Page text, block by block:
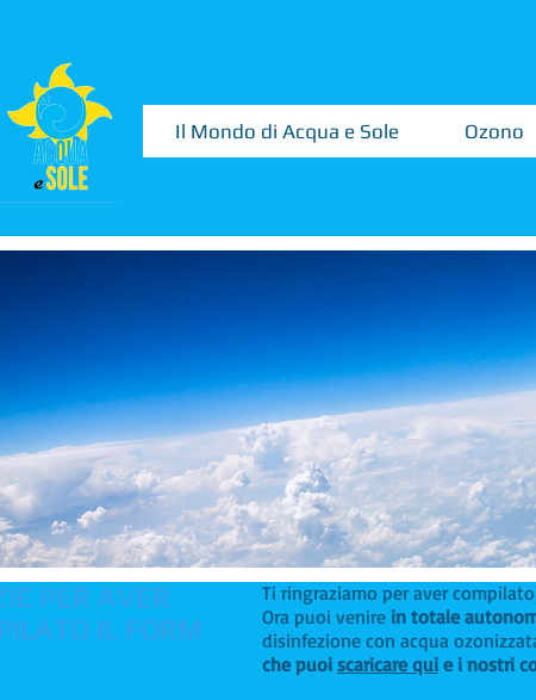
Il Mondo di Acqua e Sole Ozono
Ti ringraziamo per aver
Ora puoi venire in totale
disinfezione con acqua
che puoi scaricare qui e i nostri
PER AVER
IL FORM